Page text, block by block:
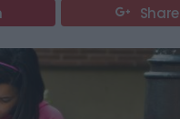
Share